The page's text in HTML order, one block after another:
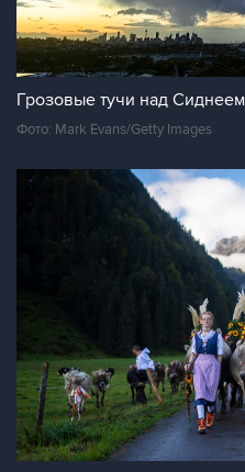
Грозовые тучи над Сиднеем
Фото: Mark Evans/Getty Images